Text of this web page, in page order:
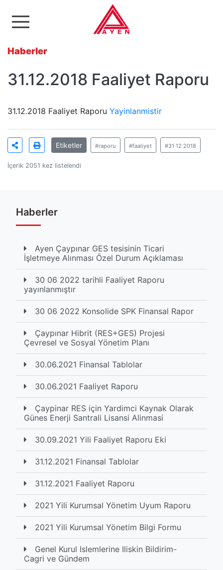
Ayen Enerji A.Ş
Haberler
31.12.2018 Faaliyet Raporu
31.12.2018 Faaliyet Raporu Yayinlanmistir
Etiketler #raporu #faaliyet #31 12 2018
İçerik 2051 kez listelendi
Haberler
Ayen Çaypınar GES tesisinin Ticari
İşletmeye Alınması Özel Durum Açıklaması
30 06 2022 tarihli Faaliyet Raporu
yayınlanmıştır
30 06 2022 Konsolide SPK Finansal Rapor
Çaypınar Hibrit (RES+GES) Projesi
Çevresel ve Sosyal Yönetim Planı
30.06.2021 Finansal Tablolar
30.06.2021 Faaliyet Raporu
Çaypinar RES için Yardimci Kaynak Olarak
Günes Enerji Santrali Lisansi Alinmasi
30.09.2021 Yili Faaliyet Raporu Eki
31.12.2021 Finansal Tablolar
31.12.2021 Faaliyet Raporu
2021 Yili Kurumsal Yönetim Uyum Raporu
2021 Yili Kurumsal Yönetim Bilgi Formu
Genel Kurul Islemlerine Iliskin Bildirim-
Cagri ve Gündem